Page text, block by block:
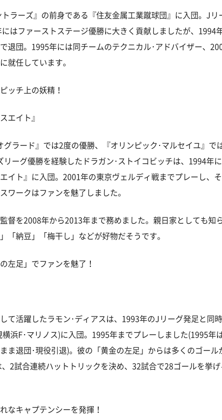
ラーズ』の前身である『住友金属工業蹴球団』に入団。Jリ
はファーストステージ優勝に大きく貢献しましたが、1994
退団。1995年には同チームのテクニカル･アドバイザー、
就任しています。
チ上の妖精！
エイト』
グラード』では2度の優勝、『オリンピック･マルセイユ』で
リーグ優勝を経験したドラガン･ストイコビッチは、1994年に
エイト』に入団。2001年の東京ヴェルディ戦までプレーし、
ワークはファンを魅了しました。
督を2008年から2013年まで務めました。親日家としても知
「納豆」「梅干し」などが好物だそうです。
足」でファンを魅了！
て活躍したラモン･ディアスは、1993年のJリーグ発足と同
横浜F･マリノス)に入団。1995年までプレーしました(1995年
ま退団･現役引退)。彼の「黄金の左足」からは多くのゴール
2試合連続ハットトリックを決め、32試合で28ゴールを挙げ
キャプテンシーを発揮！